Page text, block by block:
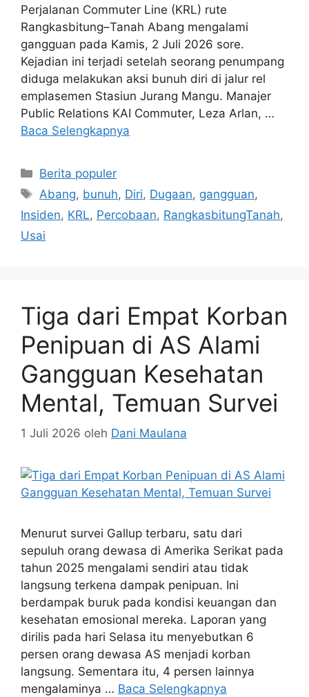
Perjalanan Commuter Line (KRL) rute
Rangkasbitung–Tanah Abang mengalami
gangguan pada Kamis, 2 Juli 2026 sore.
Kejadian ini terjadi setelah seorang penumpang
diduga melakukan aksi bunuh diri di jalur rel
emplasemen Stasiun Jurang Mangu. Manajer
Public Relations KAI Commuter, Leza Arlan, …
Baca Selengkapnya
Kategori
Berita populer
Tag
Abang, bunuh, Diri, Dugaan, gangguan,
Insiden, KRL, Percobaan, RangkasbitungTanah,
Usai
Tiga dari Empat Korban
Penipuan di AS Alami
Gangguan Kesehatan
Mental, Temuan Survei
1 Juli 2026 oleh Dani Maulana
Menurut survei Gallup terbaru, satu dari
sepuluh orang dewasa di Amerika Serikat pada
tahun 2025 mengalami sendiri atau tidak
langsung terkena dampak penipuan. Ini
berdampak buruk pada kondisi keuangan dan
kesehatan emosional mereka. Laporan yang
dirilis pada hari Selasa itu menyebutkan 6
persen orang dewasa AS menjadi korban
langsung. Sementara itu, 4 persen lainnya
mengalaminya … Baca Selengkapnya